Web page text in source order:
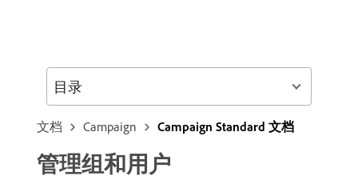
文档 Campaign Campaign Standard 文档
管理组和用户
目录